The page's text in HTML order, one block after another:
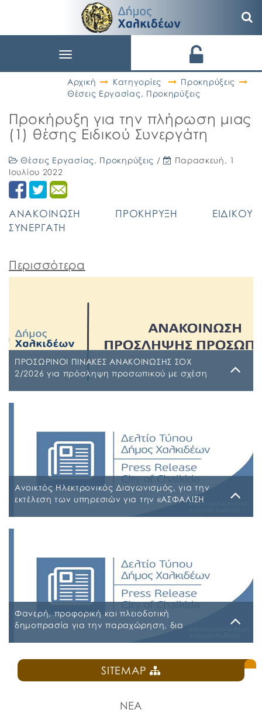
Toggle
Αρχική
Κατηγορίες
Προκηρύξεις
Θέσεις Εργασίας, Προκηρύξεις
Προκήρυξη για την πλήρωση μιας
(1) θέσης Ειδικού Συνεργάτη
Θέσεις Εργασίας, Προκηρύξεις /
Παρασκευή, 1
Ιουλίου 2022
ΑΝΑΚΟΙΝΩΣΗ ΠΡΟΚΗΡΥΞΗ ΕΙΔΙΚΟΥ
ΣΥΝΕΡΓΑΤΗ
Περισσότερα
ΠΡΟΣΩΡΙΝΟΙ ΠΙΝΑΚΕΣ ΑΝΑΚΟΙΝΩΣΗΣ ΣΟΧ
2/2026 για πρόσληψη προσωπικού με σχέση
ΠΙΝΑΚΑΣ ΚΑΤΑΤΑΞΗΣ ΣΥΜΜΕΤΕΧΟΝΤΩΝ 1 ΡΗΒΖΩΗΑ-
Ρ5Τ-1 ΠΡΟΣΩΡΙΝΟΣ ΠΙΝΑΚΑΣ ΜΕΡΙΚΗΣ ΑΠΑΣΧΟΛΗΣΗΣ
ΨΔΑΚΩΗΑ-ΑΟ3 ΠΡΟΣΩΡΙΝΟΣ ΠΙΝΑΚΑΣ ΠΛΗΡΟΥΣ
ΑΠΑΣΧΟΛΗΣΗΣ ΨΦΑ4ΩΗΑ-ΦΣΒ ΠΡΟΣΩΡΙΝΟΣ ΠΙΝΑΚΑΣ
ΣΥΜΜΕΤΕΧΟΝΤΩΝ 6ΖΛΚΩΗΑ-ΠΩΗ
Ανοικτός Ηλεκτρονικός Διαγωνισμός, για την
εκτέλεση των υπηρεσιών για την «ΑΣΦΑΛΙΣΗ
ΑΣΦΑΛΕΙΕΣ 2026-2027 09-07-2026_signed
ΠΑΡΑΡΤΗΜΑ Α’ ΜΕΛΕΤΗ ΑΣΦΑΛΕΙΕΣ ΕΠΕΞΕΡΓΑΣΙΜΗ
2026-2027 09-07-2026 ΠΑΡΑΡΤΗΜΑ Β ΕΕΕΣ PDF_signed
ΠΕΡΙΛΗΨΗ ΔΙΑΚΗΡΥΞΗΣ ΑΣΦΑΛΕΙΕΣ_signed
Φανερή, προφορική και πλειοδοτική
δημοπρασία για την παραχώρηση, δια
χώρου στην Πλατεία Ελευθερίας
ΠΡΟΚΗΡΥΞΗ ΚΑΝΤΙΝΑ ΠΛΑΤΕΙΑΣ ΕΛΕΥΘΕΡΙΑΣ
SITEMAP
ΝΕΑ